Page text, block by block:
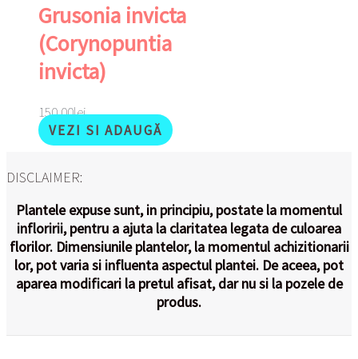
Grusonia invicta
(Corynopuntia
invicta)
150,00lei
VEZI SI ADAUGĂ
DISCLAIMER:
Plantele expuse sunt, in principiu, postate la momentul
infloririi, pentru a ajuta la claritatea legata de culoarea
florilor. Dimensiunile plantelor, la momentul achizitionarii
lor, pot varia si influenta aspectul plantei. De aceea, pot
aparea modificari la pretul afisat, dar nu si la pozele de
produs.